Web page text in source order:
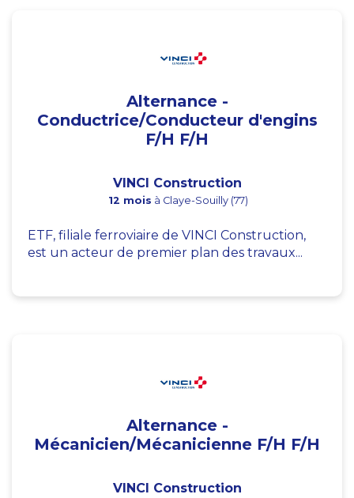
Alternance -
Conductrice/Conducteur d'engins
F/H F/H
VINCI Construction
12 mois à Claye-Souilly (77)
ETF, filiale ferroviaire de VINCI Construction,
est un acteur de premier plan des travaux...
Alternance -
Mécanicien/Mécanicienne F/H F/H
VINCI Construction